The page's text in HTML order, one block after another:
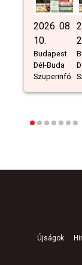
2026. 08.
10.
Budapest
Dél-Buda
Szuperinfó
Újságok